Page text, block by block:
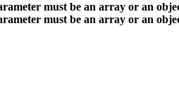
must be an array or an
must be an array or an